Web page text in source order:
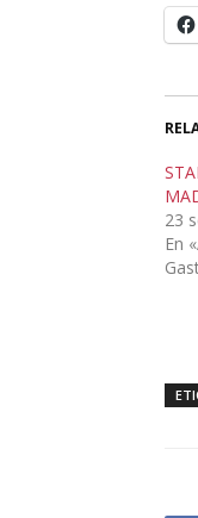
23
En